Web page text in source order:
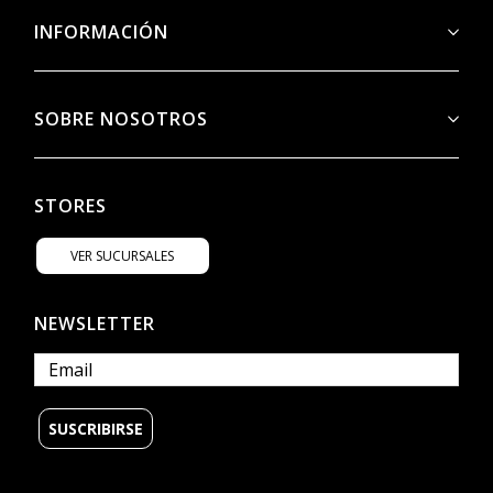
INFORMACIÓN
SOBRE NOSOTROS
STORES
VER SUCURSALES
NEWSLETTER